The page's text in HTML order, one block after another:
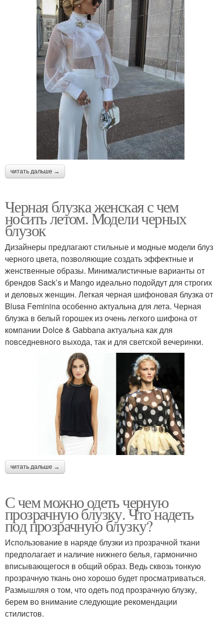
читать дальше →
Черная блузка женская с чем
носить летом. Модели черных
блузок
Дизайнеры предлагают стильные и модные модели блуз
черного цвета, позволяющие создать эффектные и
женственные образы. Минималистичные варианты от
брендов Sack’s и Mango идеально подойдут для строгих
и деловых женщин. Легкая черная шифоновая блузка от
Blusa Feminina особенно актуальна для лета. Черная
блузка в белый горошек из очень легкого шифона от
компании Dolce & Gabbana актуальна как для
повседневного выхода, так и для светской вечеринки.
читать дальше →
С чем можно одеть черную
прозрачную блузку. Что надеть
под прозрачную блузку?
Использование в наряде блузки из прозрачной ткани
предполагает и наличие нижнего белья, гармонично
вписывающегося в общий образ. Ведь сквозь тонкую
прозрачную ткань оно хорошо будет просматриваться.
Размышляя о том, что одеть под прозрачную блузку,
берем во внимание следующие рекомендации
стилистов.